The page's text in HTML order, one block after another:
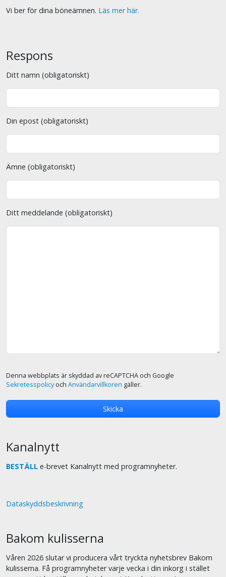
Vi ber för dina böneämnen. Läs mer här.
Respons
Ditt namn (obligatoriskt)
Din epost (obligatoriskt)
Ämne (obligatoriskt)
Ditt meddelande (obligatoriskt)
Denna webbplats är skyddad av reCAPTCHA och Google
Sekretesspolicyoch Användarvillkoren gäller.
Kanalnytt
BESTÄLL e-brevet Kanalnytt med programnyheter.
Dataskyddsbeskrivning
Bakom kulisserna
Våren 2026 slutar vi producera vårt tryckta nyhetsbrev Bakom
kulisserna. Få programnyheter varje vecka i din inkorg i stället